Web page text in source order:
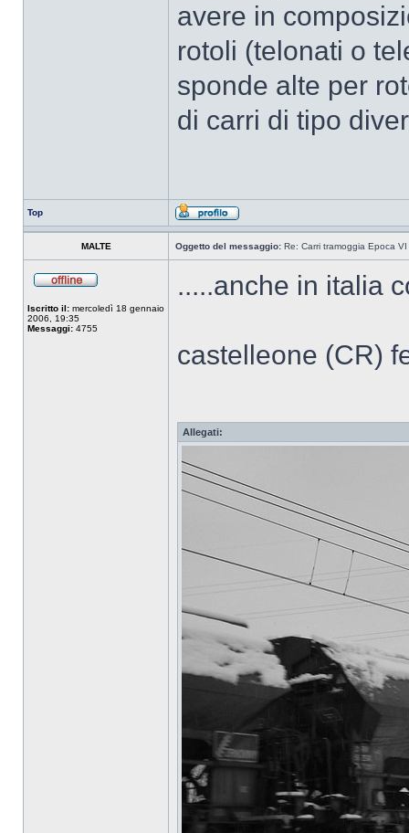
avere in
rotoli (telonati o
sponde alte per
di carri di tipo
Top
MALTE Oggetto del messaggio: Re: Carri tramoggia Epoca VI
Iscritto il: mercoledì 18 gennaio
2006, 19:35
Messaggi: 4755
.....anche in italia
castelleone (CR)
Allegati: